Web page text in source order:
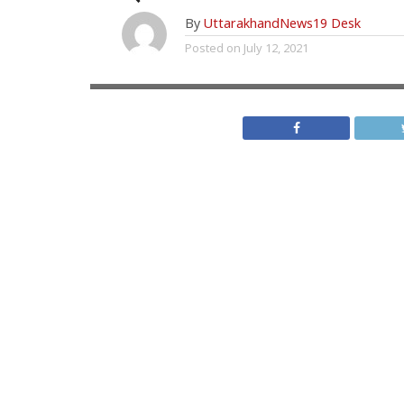
By UttarakhandNews19 Desk
Posted on July 12, 2021